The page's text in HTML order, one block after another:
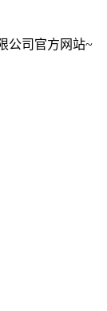
公司官方网站~